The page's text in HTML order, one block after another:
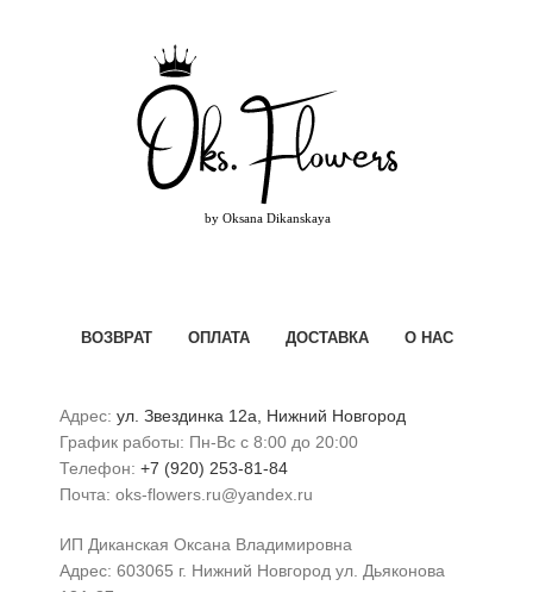
ВОЗВРАТ ОПЛАТА ДОСТАВКА О НАС
Адрес: ул. Звездинка 12а, Нижний Новгород
График работы: Пн-Вс с 8:00 до 20:00
Телефон: +7 (920) 253-81-84
Почта: oks-flowers.ru@yandex.ru
ИП Диканская Оксана Владимировна
Адрес: 603065 г. Нижний Новгород ул. Дьяконова